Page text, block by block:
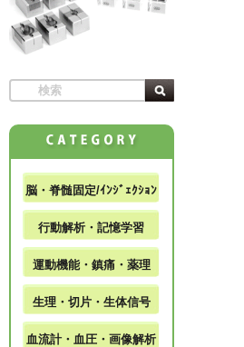
脳・脊髄固定/ｲﾝｼﾞｪｸｼｮﾝ
行動解析・記憶学習
運動機能・鎮痛・薬理
生理・切片・生体信号
血流計・血圧・画像解析